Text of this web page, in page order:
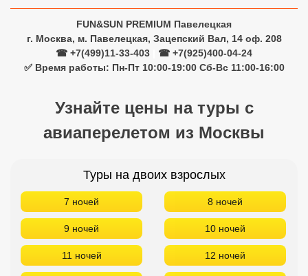
FUN&SUN PREMIUM Павелецкая
г. Москва, м. Павелецкая, Зацепский Вал, 14 оф. 208
☎ +7(499)11-33-403
☎ +7(925)400-04-24
✅ Время работы: Пн-Пт 10:00-19:00 Сб-Вс 11:00-16:00
Узнайте цены на туры с
авиаперелетом из Москвы
Туры на двоих взрослых
7 ночей 8 ночей
9 ночей 10 ночей
11 ночей 12 ночей
Сетевые отели Сейшел
Сетевые отели Маврикия